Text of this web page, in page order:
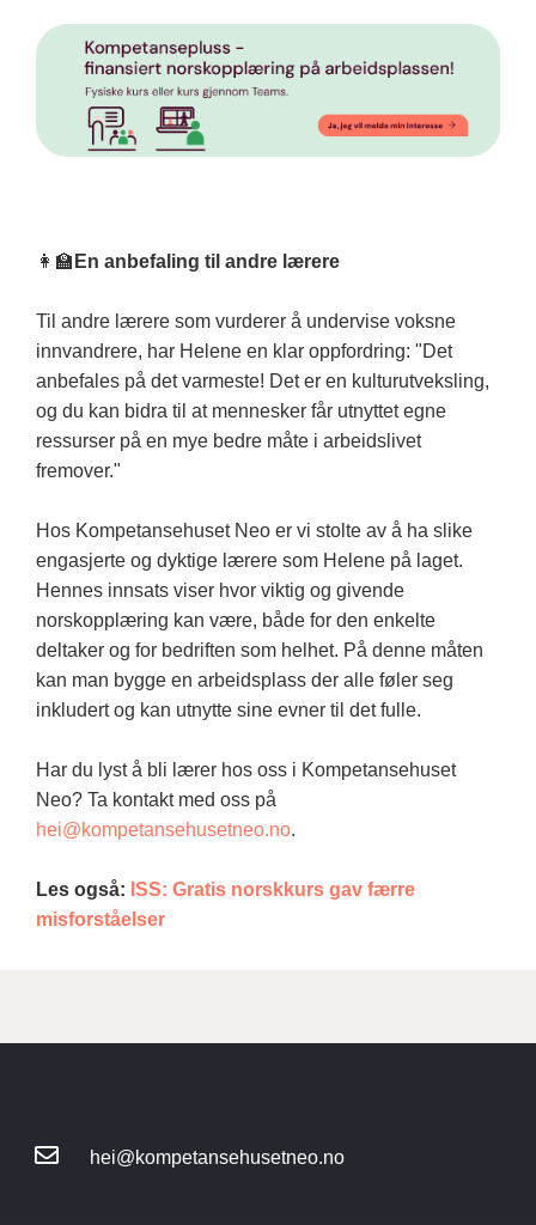
👩‍🏫 En anbefaling til andre lærere
Til andre lærere som vurderer å undervise voksne
innvandrere, har Helene en klar oppfordring: "Det
anbefales på det varmeste! Det er en kulturutveksling,
og du kan bidra til at mennesker får utnyttet egne
ressurser på en mye bedre måte i arbeidslivet
fremover."
Hos Kompetansehuset Neo er vi stolte av å ha slike
engasjerte og dyktige lærere som Helene på laget.
Hennes innsats viser hvor viktig og givende
norskopplæring kan være, både for den enkelte
deltaker og for bedriften som helhet. På denne måten
kan man bygge en arbeidsplass der alle føler seg
inkludert og kan utnytte sine evner til det fulle.
Har du lyst å bli lærer hos oss i Kompetansehuset
Neo? Ta kontakt med oss på
hei@kompetansehusetneo.no.
Les også: ISS: Gratis norskkurs gav færre
misforståelser
hei@kompetansehusetneo.no